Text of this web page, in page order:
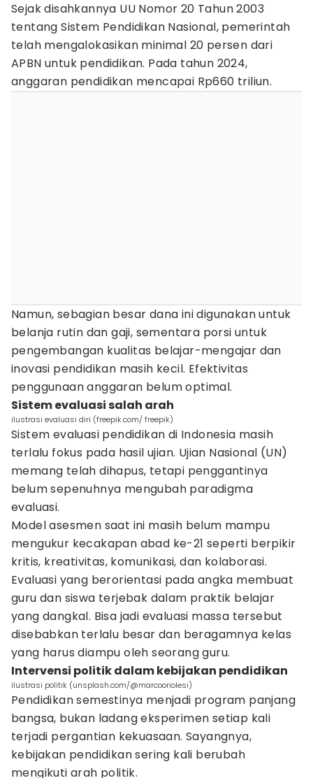
Sejak disahkannya UU Nomor 20 Tahun 2003
tentang Sistem Pendidikan Nasional, pemerintah
telah mengalokasikan minimal 20 persen dari
APBN untuk pendidikan. Pada tahun 2024,
anggaran pendidikan mencapai Rp660 triliun.
Namun, sebagian besar dana ini digunakan untuk
belanja rutin dan gaji, sementara porsi untuk
pengembangan kualitas belajar-mengajar dan
inovasi pendidikan masih kecil. Efektivitas
penggunaan anggaran belum optimal.
Sistem evaluasi salah arah
ilustrasi evaluasi diri (freepik.com/ freepik)
Sistem evaluasi pendidikan di Indonesia masih
terlalu fokus pada hasil ujian. Ujian Nasional (UN)
memang telah dihapus, tetapi penggantinya
belum sepenuhnya mengubah paradigma
evaluasi.
Model asesmen saat ini masih belum mampu
mengukur kecakapan abad ke-21 seperti berpikir
kritis, kreativitas, komunikasi, dan kolaborasi.
Evaluasi yang berorientasi pada angka membuat
guru dan siswa terjebak dalam praktik belajar
yang dangkal. Bisa jadi evaluasi massa tersebut
disebabkan terlalu besar dan beragamnya kelas
yang harus diampu oleh seorang guru.
Intervensi politik dalam kebijakan pendidikan
ilustrasi politik (unsplash.com/@marcooriolesi)
Pendidikan semestinya menjadi program panjang
bangsa, bukan ladang eksperimen setiap kali
terjadi pergantian kekuasaan. Sayangnya,
kebijakan pendidikan sering kali berubah
mengikuti arah politik.